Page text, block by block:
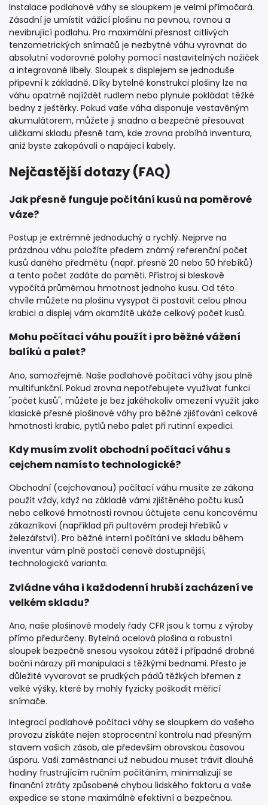
Instalace podlahové váhy se sloupkem je velmi přímočará.
Zásadní je umístit vážicí plošinu na pevnou, rovnou a
nevibrující podlahu. Pro maximální přesnost citlivých
tenzometrických snímačů je nezbytné váhu vyrovnat do
absolutní vodorovné polohy pomocí nastavitelných nožiček
a integrované libely. Sloupek s displejem se jednoduše
připevní k základně. Díky bytelné konstrukci plošiny lze na
váhu opatrně najíždět rudlem nebo plynule pokládat těžké
bedny z ještěrky. Pokud vaše váha disponuje vestavěným
akumulátorem, můžete ji snadno a bezpečně přesouvat
uličkami skladu přesně tam, kde zrovna probíhá inventura,
aniž byste zakopávali o napájecí kabely.
Nejčastější dotazy (FAQ)
Jak přesně funguje počítání kusů na poměrové
váze?
Postup je extrémně jednoduchý a rychlý. Nejprve na
prázdnou váhu položíte předem známý referenční počet
kusů daného předmětu (např. přesně 20 nebo 50 hřebíků)
a tento počet zadáte do paměti. Přístroj si bleskově
vypočítá průměrnou hmotnost jednoho kusu. Od této
chvíle můžete na plošinu vysypat či postavit celou plnou
krabici a displej vám okamžitě ukáže celkový počet kusů.
Mohu počítací váhu použít i pro běžné vážení
balíků a palet?
Ano, samozřejmě. Naše podlahové počítací váhy jsou plně
multifunkční. Pokud zrovna nepotřebujete využívat funkci
"počet kusů", můžete je bez jakéhokoliv omezení využít jako
klasické přesné plošinové váhy pro běžné zjišťování celkové
hmotnosti krabic, pytlů nebo palet při rutinní expedici.
Kdy musím zvolit obchodní počítací váhu s
cejchem namísto technologické?
Obchodní (cejchovanou) počítací váhu musíte ze zákona
použít vždy, když na základě vámi zjištěného počtu kusů
nebo celkové hmotnosti rovnou účtujete cenu koncovému
zákazníkovi (například při pultovém prodeji hřebíků v
železářství). Pro běžné interní počítání ve skladu během
inventur vám plně postačí cenově dostupnější,
technologická varianta.
Zvládne váha i každodenní hrubší zacházení ve
velkém skladu?
Ano, naše plošinové modely řady CFR jsou k tomu z výroby
přímo předurčeny. Bytelná ocelová plošina a robustní
sloupek bezpečně snesou vysokou zátěž i případné drobné
boční nárazy při manipulaci s těžkými bednami. Přesto je
důležité vyvarovat se prudkých pádů těžkých břemen z
velké výšky, které by mohly fyzicky poškodit měřicí
snímače.
Integrací podlahové počítací váhy se sloupkem do vašeho
provozu získáte nejen stoprocentní kontrolu nad přesným
stavem vašich zásob, ale především obrovskou časovou
úsporu. Vaši zaměstnanci už nebudou muset trávit dlouhé
hodiny frustrujícím ručním počítáním, minimalizují se
finanční ztráty způsobené chybou lidského faktoru a vaše
expedice se stane maximálně efektivní a bezpečnou.